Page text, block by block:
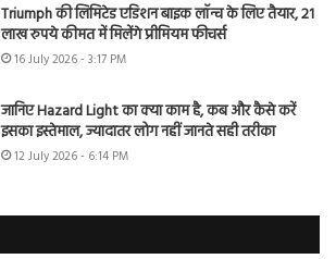
Triumph की लिमिटेड एडिशन बाइक लॉन्च के लिए तैयार, 21
लाख रुपये कीमत में मिलेंगे प्रीमियम फीचर्स
16 July 2026 - 3:17 PM
जानिए Hazard Light का क्या काम है, कब और कैसे करें
इसका इस्तेमाल, ज्यादातर लोग नहीं जानते सही तरीका
12 July 2026 - 6:14 PM